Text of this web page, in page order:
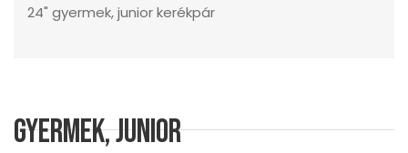
24" gyermek, junior kerékpár
Gyermek, junior